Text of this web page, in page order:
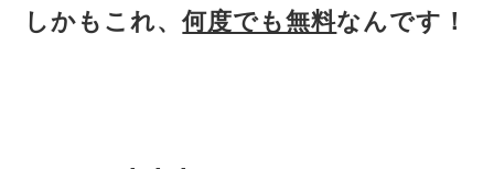
しかもこれ、何度でも無料なんです！